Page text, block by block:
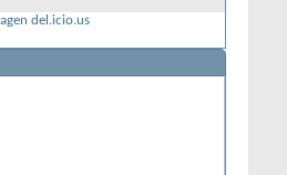
del.icio.us